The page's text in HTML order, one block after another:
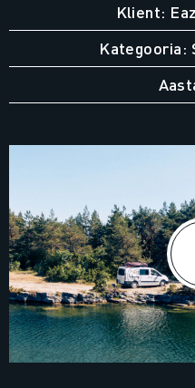
Klient:
Kategooria: